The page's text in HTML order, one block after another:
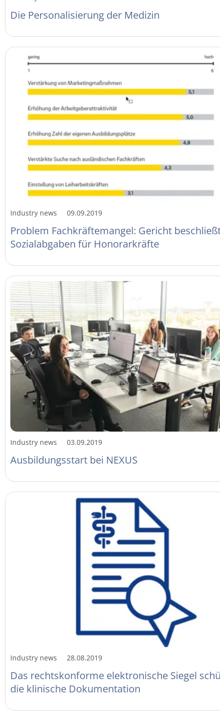
Die Personalisierung der Medizin
Industry news 09.09.2019
Problem Fachkräftemangel: Gericht
Sozialabgaben für Honorarkräfte
Industry news 03.09.2019
Ausbildungsstart bei NEXUS
Industry news 28.08.2019
Das rechtskonforme elektronische Siegel
die klinische Dokumentation